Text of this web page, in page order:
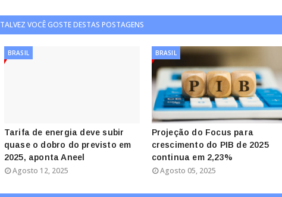
TALVEZ VOCÊ GOSTE DESTAS POSTAGENS
BRASIL
Tarifa de energia deve subir
quase o dobro do previsto em
2025, aponta Aneel
Agosto 12, 2025
BRASIL
Projeção do Focus para
crescimento do PIB de 2025
continua em 2,23%
Agosto 05, 2025